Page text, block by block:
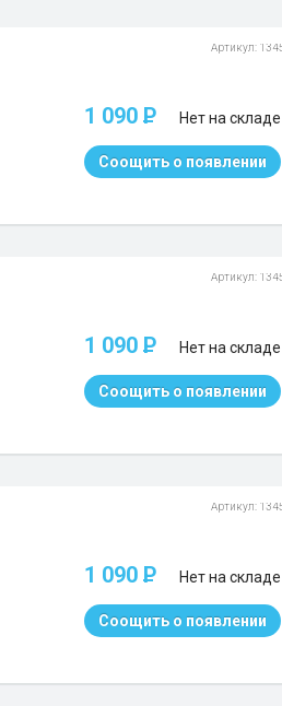
Артикул:
1 090 P Нет на складе
Соощить о появлении
Артикул:
1 090 P Нет на складе
Соощить о появлении
Артикул:
1 090 P Нет на складе
Соощить о появлении